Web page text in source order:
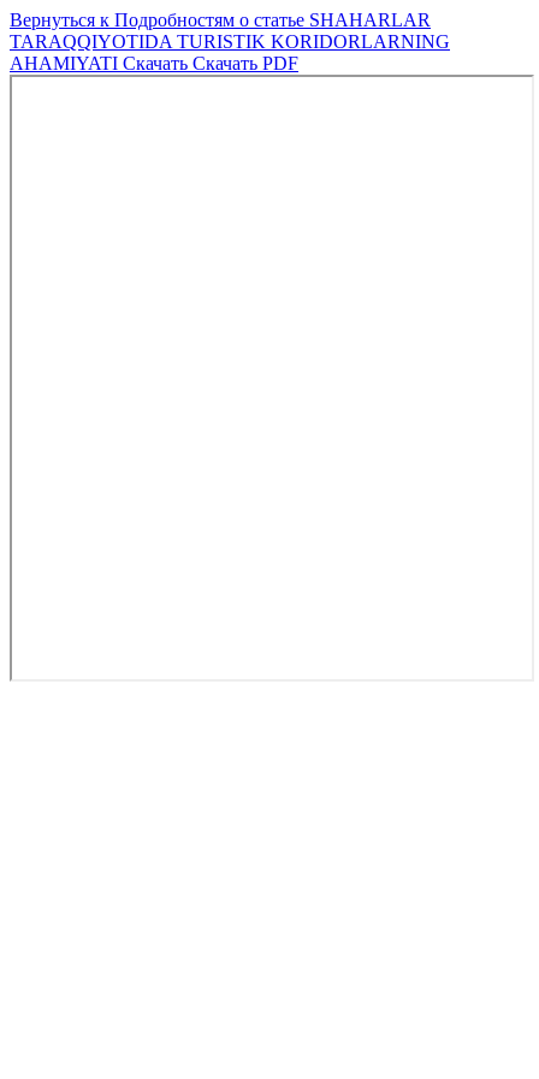
Вернуться к Подробностям о статье SHAHARLAR
TARAQQIYOTIDA TURISTIK KORIDORLARNING
AHAMIYATI Скачать Скачать PDF